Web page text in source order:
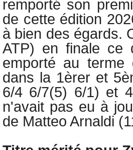
remporté son
de cette édition
à bien des égards.
ATP) en finale ce
emporté au
dans la 1èrer et
6/4 6/7(5) 6/1) et
n'avait pas eu à
de Matteo Arnaldi